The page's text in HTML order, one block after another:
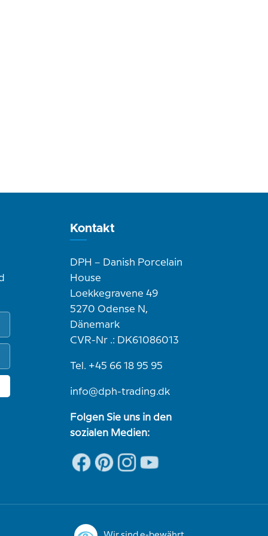
Kontakt
DPH – Danish Porcelain
House
Loekkegravene 49
5270 Odense N,
Dänemark
CVR-Nr .: DK61086013
Tel. +45 66 18 95 95
info@dph-trading.dk
Folgen Sie uns in den
sozialen Medien: